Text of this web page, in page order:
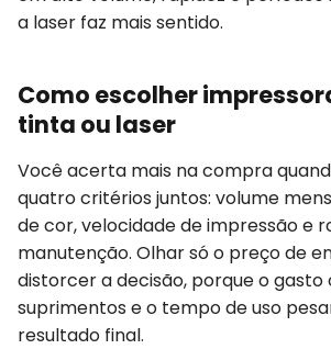
a laser faz mais sentido.
Como escolher
tinta ou laser
Você acerta mais na compra
quatro critérios juntos: volume
de cor, velocidade de impressão e
manutenção. Olhar só o preço de
distorcer a decisão, porque o gasto
suprimentos e o tempo de uso
resultado final.